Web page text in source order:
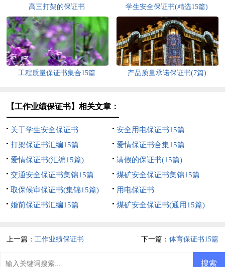
高三打架的保证书 学生安全保证书(精选15篇)
工程质量保证书集合15篇 产品质量承诺保证书(7篇)
【工作业绩保证书】相关文章：
关于学生安全保证书
安全用电保证书15篇
打架保证书汇编15篇
爱情保证书合集15篇
爱情保证书(汇编15篇)
请假的保证书(15篇)
交通安全保证书集锦15篇
煤矿安全保证书集锦15篇
取保候审保证书(集锦15篇)
用电保证书
婚前保证书汇编15篇
煤矿安全保证书(通用15篇)
上一篇：工作业绩保证书 下一篇： 体育保证书15篇